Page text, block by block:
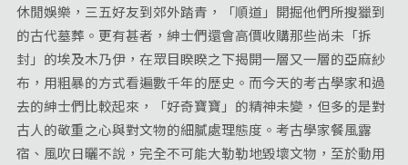
休閒娛樂，三五好友到郊外踏青，「順道」開掘他們所搜獵到
的古代墓葬。更有甚者，紳士們還會高價收購那些尚未「拆
封」的埃及木乃伊，在眾目睽睽之下揭開一層又一層的亞麻紗
布，用粗暴的方式看遍數千年的歷史。而今天的考古學家和過
去的紳士們比較起來，「好奇寶寶」的精神未變，但多的是對
古人的敬重之心與對文物的細膩處理態度。考古學家餐風露
宿、風吹日曬不說，完全不可能大勒勒地毀壞文物，至於動用